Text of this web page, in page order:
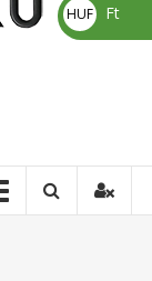
HUF
Ft
Ft